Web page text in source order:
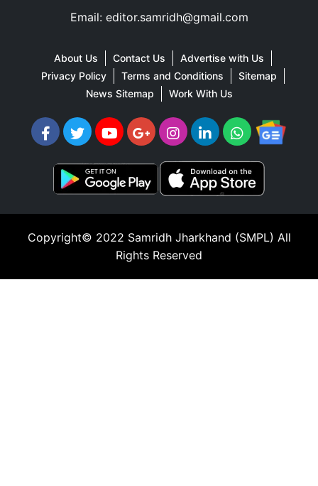
Email: editor.samridh@gmail.com
About Us Contact Us
Advertise with Us
Privacy Policy
Terms and Conditions
Sitemap
News Sitemap
Work With Us
Copyright© 2022 Samridh Jharkhand (SMPL) All
Rights Reserved